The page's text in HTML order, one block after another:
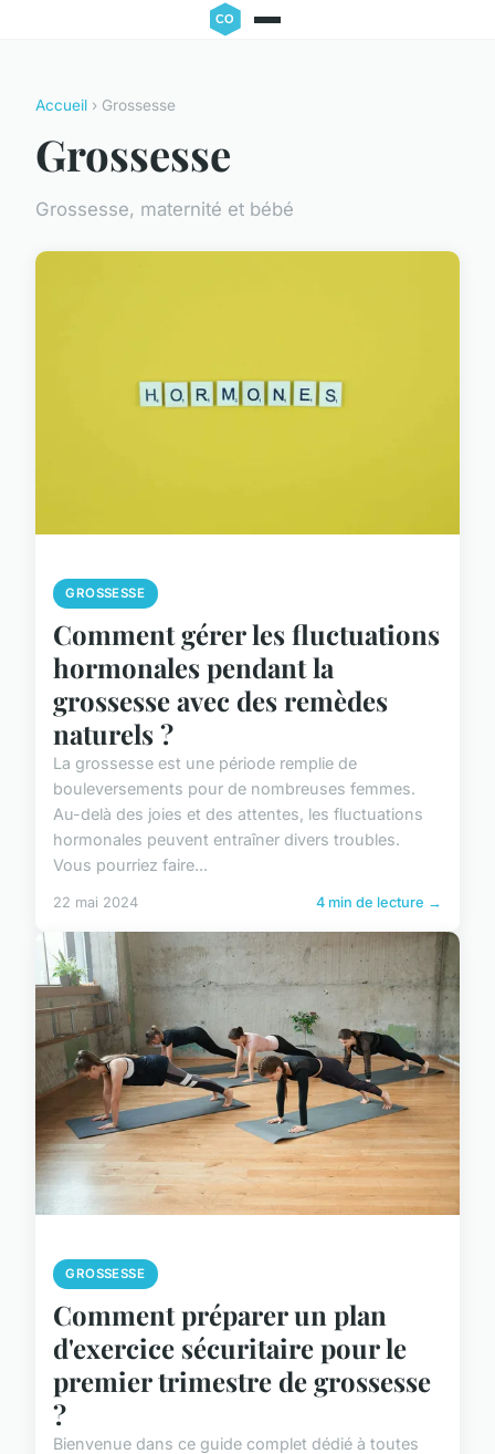
Accueil › Grossesse
Grossesse
Grossesse, maternité et bébé
GROSSESSE
Comment gérer les fluctuations
hormonales pendant la
grossesse avec des remèdes
naturels ?
La grossesse est une période remplie de
bouleversements pour de nombreuses femmes.
Au-delà des joies et des attentes, les fluctuations
hormonales peuvent entraîner divers troubles.
Vous pourriez faire...
22 mai 2024 4 min de lecture →
GROSSESSE
Comment préparer un plan
d'exercice sécuritaire pour le
premier trimestre de grossesse
?
Bienvenue dans ce guide complet dédié à toutes